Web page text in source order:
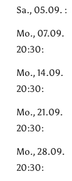
Sa., 05.09. :
Mo., 07.09.
20:30:
Mo., 14.09.
20:30:
Mo., 21.09.
20:30:
Mo., 28.09.
20:30: